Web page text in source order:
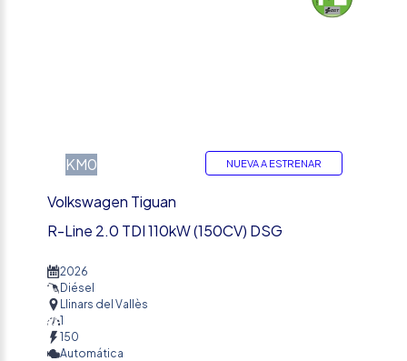
KM0 NUEVA A ESTRENAR
Volkswagen Tiguan
R-Line 2.0 TDI 110kW (150CV) DSG
2026
Diésel
Llinars del Vallès
1
150
Automática